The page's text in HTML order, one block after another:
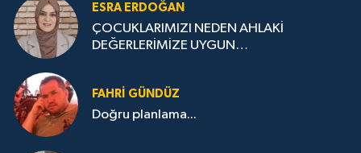
ESRA ERDOĞAN
ÇOCUKLARIMIZI NEDEN AHLAKİ
DEĞERLERİMİZE UYGUN
FAHRI GÜNDÜZ
Doğru planlama...